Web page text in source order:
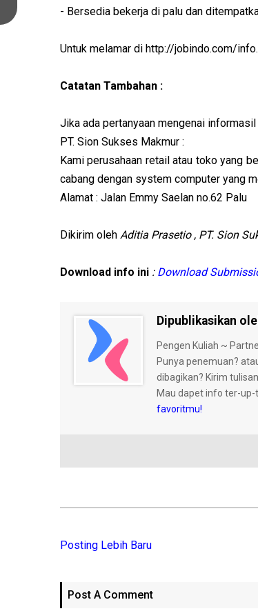
- Bersedia bekerja di palu dan
Untuk melamar di http://jobindo.com/
Catatan Tambahan :
Jika ada pertanyaan mengenai
PT. Sion Sukses Makmur :
Kami perusahaan retail atau toko yang
cabang dengan system computer yang
Alamat : Jalan Emmy Saelan no.62 Palu
Dikirim oleh Aditia Prasetio , PT. Sion
Download info ini : Download
Dipublikasikan
Pengen Kuliah ~
Punya penemuan?
dibagikan? Kirim
Mau dapet info ter-
favoritmu!
Posting Lebih Baru
Post A Comment